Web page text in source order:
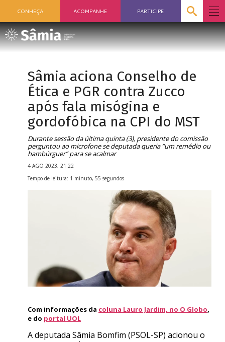
CONHEÇA ACOMPANHE PARTICIPE
Sâmia aciona Conselho de
Ética e PGR contra Zucco
após fala misógina e
gordofóbica na CPI do MST
Durante sessão da última quinta (3), presidente do comissão
perguntou ao microfone se deputada queria “um remédio ou
hambúrguer” para se acalmar
4 AGO 2023, 21:22
Tempo de leitura: 1 minuto, 55 segundos
Com informações da coluna Lauro Jardim, no O Globo,
e do portal UOL
A deputada Sâmia Bomfim (PSOL-SP) acionou o